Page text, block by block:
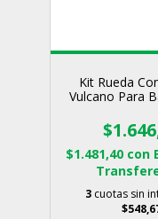
Kit Rueda
Vulcano Para
$1.481,40 con
3 cuotas sin